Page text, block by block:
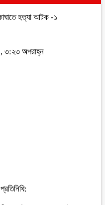
হত্যা আটক -১
৩:২৩ অপরাহ্ন